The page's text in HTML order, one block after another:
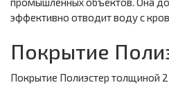
эффективно отводит воду с
Покрытие
Покрытие Полиэстер толщиной